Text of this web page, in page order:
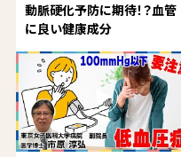
動脈硬化予防に期待！？血管
に良い健康成分